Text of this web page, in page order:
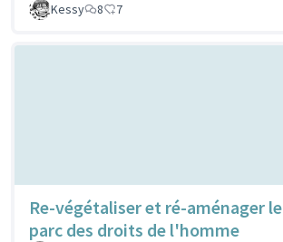
Kessy
8 7
Re-végétaliser et ré-aménager le
parc des droits de l'homme